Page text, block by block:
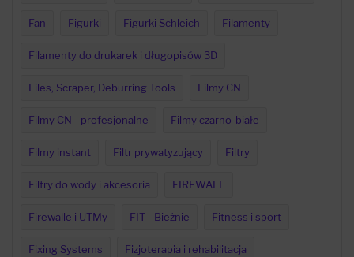
Fan Figurki Figurki Schleich Filamenty
Filamenty do drukarek i długopisów 3D
Files, Scraper, Deburring Tools Filmy CN
Filmy CN - profesjonalne Filmy czarno-białe
Filmy instant Filtr prywatyzujący Filtry
Filtry do wody i akcesoria FIREWALL
Firewalle i UTMy FIT - Bieżnie Fitness i sport
Fixing Systems Fizjoterapia i rehabilitacja